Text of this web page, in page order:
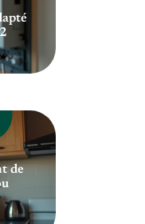
de